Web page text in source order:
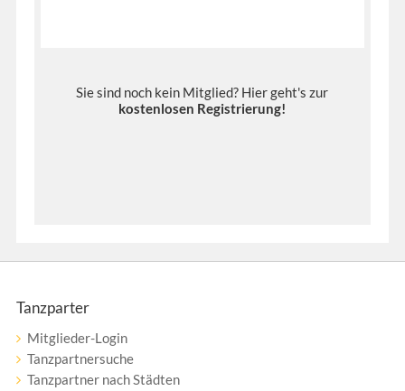
Sie sind noch kein Mitglied? Hier geht's zur
kostenlosen Registrierung!
Tanzparter
Mitglieder-Login
Tanzpartnersuche
Tanzpartner nach Städten